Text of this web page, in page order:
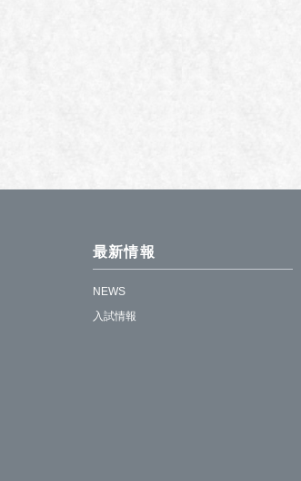
最新情報
NEWS
入試情報